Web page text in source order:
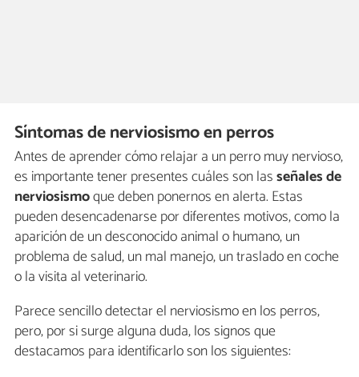
Síntomas de nerviosismo en perros
Antes de aprender cómo relajar a un perro muy nervioso,
es importante tener presentes cuáles son lasseñales de
nerviosismoque deben ponernos en alerta. Estas
pueden desencadenarse por diferentes motivos, como la
aparición de un desconocido animal o humano, un
problema de salud, un mal manejo, un traslado en coche
o la visita al veterinario.
Parece sencillo detectar el nerviosismo en los perros,
pero, por si surge alguna duda, los signos que
destacamos para identificarlo son los siguientes: